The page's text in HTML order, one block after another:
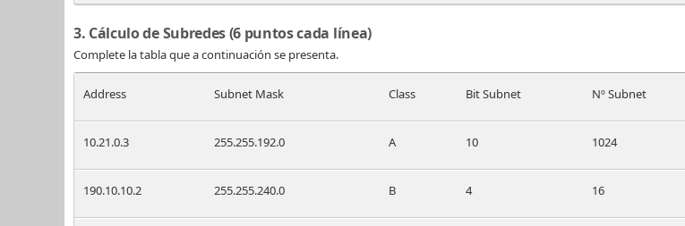
3. Cálculo de Subredes (6 puntos cada línea)
Complete la tabla que a continuación se presenta.
Address Subnet Mask Class Bit Subnet Nº Subnet
10.21.0.3 255.255.192.0 A 10 1024
190.10.10.2 255.255.240.0 B 4 16